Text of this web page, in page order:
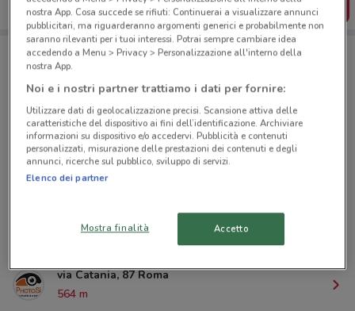
SCARICA L’APP
Negozi PhotoSì a ROMA
VIA AREZZO, 14-16 Roma
389 m
via Catania, 87 Roma
564 m
nostra App. Cosa succede se rifiuti: Continuerai a visualizzare annunci
pubblicitari, ma riguarderanno argomenti generici e probabilmente non
saranno rilevanti per i tuoi interessi. Potrai sempre cambiare idea
accedendo a Menu > Privacy > Personalizzazione all'interno della
nostra App.
Noi e i nostri partner trattiamo i dati per fornire:
Utilizzare dati di geolocalizzazione precisi. Scansione attiva delle
caratteristiche del dispositivo ai fini dell’identificazione. Archiviare
informazioni su dispositivo e/o accedervi. Pubblicità e contenuti
personalizzati, misurazione delle prestazioni dei contenuti e degli
annunci, ricerche sul pubblico, sviluppo di servizi.
Elenco dei partner
Mostra finalità Accetto